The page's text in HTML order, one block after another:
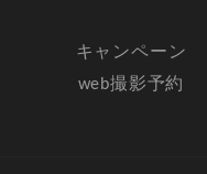
キャンペーン
web撮影予約